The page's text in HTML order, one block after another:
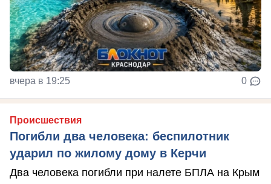
вчера в 19:25 0
Происшествия
Погибли два человека: беспилотник
ударил по жилому дому в Керчи
Два человека погибли при налете БПЛА на Крым